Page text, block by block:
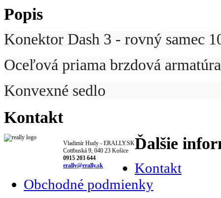
Popis
Konektor Dash 3 - rovný samec
Oceľová priama brzdová
Konvexné sedlo
Kontakt
Vladimír Hudy - ERALLY.SK
Cottbuská 9, 040 23 Košice
0915 203 644
erally@erally.sk
Ďalšie
Kontakt
Obchodné podmienky